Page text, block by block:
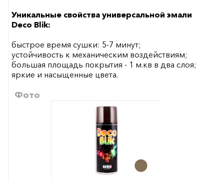
Уникальные свойства универсальной эмали
Deco Blik:
быстрое время сушки: 5-7 минут;
устойчивость к механическим воздействиям;
большая площадь покрытия - 1 м.кв в два слоя;
яркие и насыщенные цвета.
Фото